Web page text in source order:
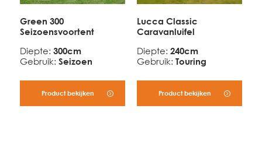
Green 300
Seizoensvoortent
Diepte: 300cm
Gebruik: Seizoen
Product bekijken
Lucca Classic
Caravanluifel
Diepte: 240cm
Gebruik: Touring
Product bekijken